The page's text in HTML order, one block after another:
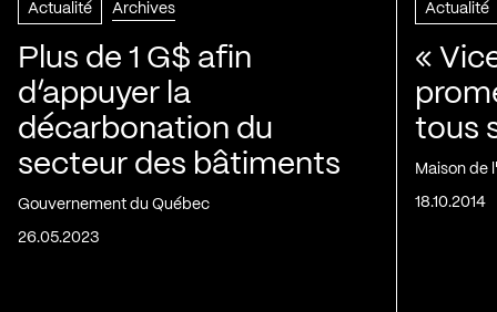
Actualité Archives
Plus de 1 G$ afin
d’appuyer la
décarbonation du
secteur des bâtiments
Gouvernement du Québec
26.05.2023
Actualité
«
tous
Maison de
18.10.2014